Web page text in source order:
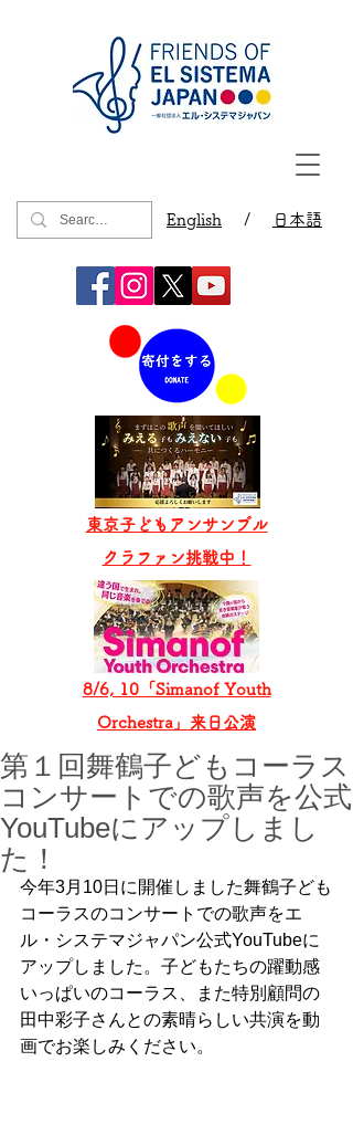
English / 日本語
8/6, 10「Simanof Youth
Orchestra」来日公演
東京子どもアンサンブル
​クラファン挑戦中！
第１回舞鶴子どもコーラス
コンサートでの歌声を公式
YouTubeにアップしまし
た！
今年3月10日に開催しました舞鶴子ども
コーラスのコンサートでの歌声をエ
ル・システマジャパン公式YouTubeに
アップしました。子どもたちの躍動感
いっぱいのコーラス、また特別顧問の
田中彩子さんとの素晴らしい共演を動
画でお楽しみください。